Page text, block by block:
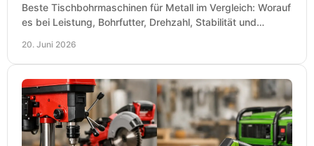
Beste Tischbohrmaschinen für Metall im Vergleich: Worauf
es bei Leistung, Bohrfutter, Drehzahl, Stabilität und
20. Juni 2026